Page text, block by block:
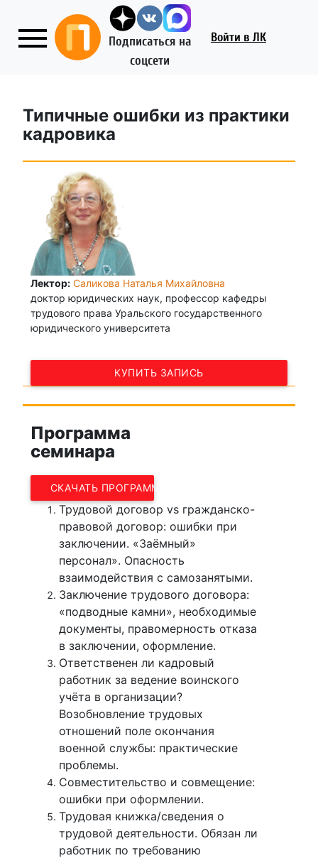
Подписаться на
соцсети
Войти в ЛК
Типичные ошибки из практики
кадровика
Лектор: Саликова Наталья Михайловна
доктор юридических наук, профессор кафедры
трудового права Уральского государственного
юридического университета
КУПИТЬ ЗАПИСЬ
Программа
семинара
СКАЧАТЬ ПРОГРАММУ
Трудовой договор vsгражданско-
правовой договор: ошибки при
заключении. «Заёмный»
персонал». Опасность
взаимодействия с самозанятыми.
Заключение трудового договора:
«подводные камни», необходимые
документы, правомерность отказа
в заключении, оформление.
Ответственен ли кадровый
работник за ведение воинского
учёта в организации?
Возобновление трудовых
отношений поле окончания
военной службы: практические
проблемы.
Совместительство и совмещение:
ошибки при оформлении.
Трудовая книжка/сведения о
трудовой деятельности. Обязан ли
работник по требованию